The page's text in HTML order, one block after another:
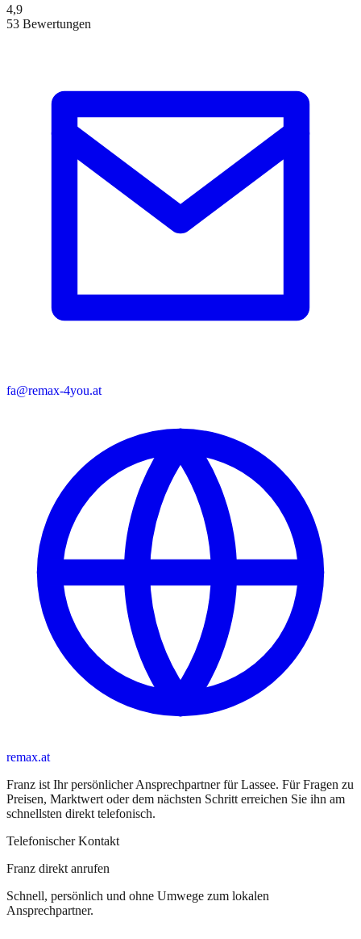
4,9
53 Bewertungen
fa@remax-4you.at
remax.at
Franz ist Ihr persönlicher Ansprechpartnerfür Lassee. Für Fragen zu
Preisen, Marktwert oder dem nächsten Schritt erreichen Sie ihn am
schnellsten direkt telefonisch.
Telefonischer Kontakt
Franz direkt anrufen
Schnell, persönlich und ohne Umwege zum lokalen
Ansprechpartner.